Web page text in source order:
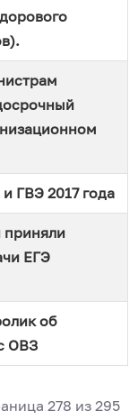
ГВЭ 2017 года
приняли
ЕГЭ
об
ОВЗ
278 из 295